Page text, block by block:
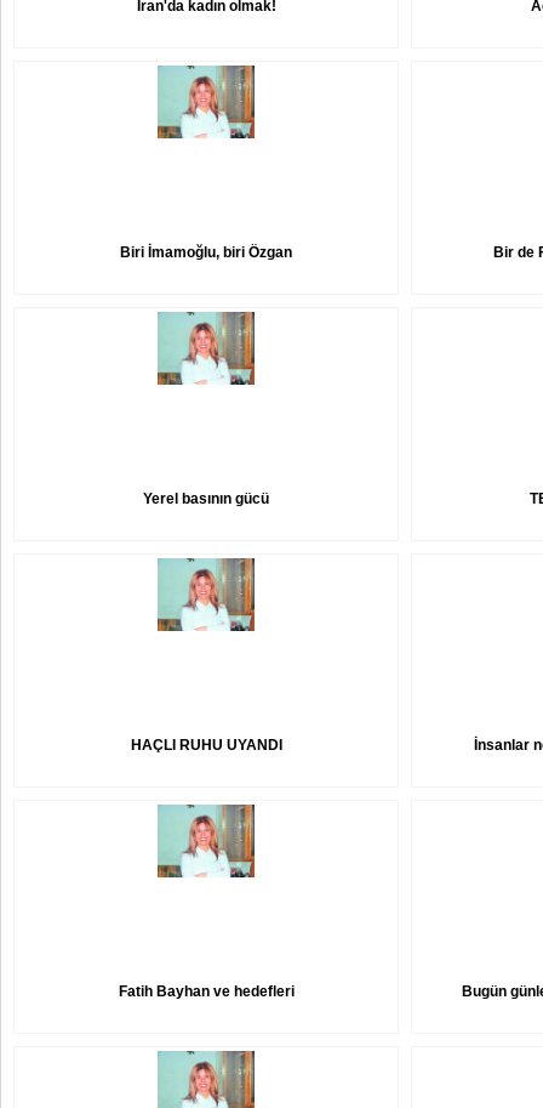
İran'da kadın olmak!
Biri İmamoğlu, biri Özgan Bir de
Yerel basının gücü
HAÇLI RUHU UYANDI İnsanlar
Fatih Bayhan ve hedefleri Bugün